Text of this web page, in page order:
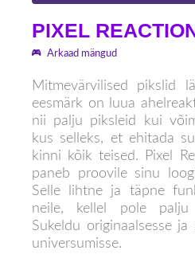
PIXEL
Arkaad mängud
Mitmevärvilised pikslid
eesmärk on luua
nii palju piksleid kui
kus selleks, et ehitada
kinni kõik teised. Pixel
paneb proovile sinu
Selle lihtne ja täpne
neile, kellel pole palju
Sukeldu originaalsesse
universumisse.